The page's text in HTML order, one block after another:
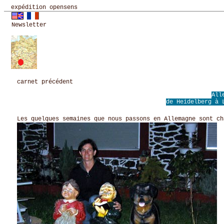
expédition opensens
Newsletter
carnet précédent
de Heidelberg
Les quelques semaines que nous passons en Allemagne